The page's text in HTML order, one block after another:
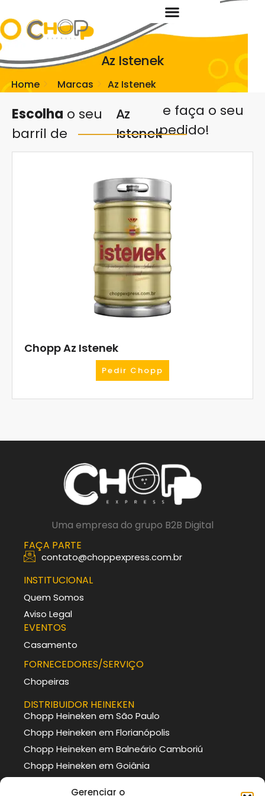
Gerenciar o
Az Istenek
Home Marcas Az Istenek
Escolha o seu
barril de
Az
Istenek
e faça o seu
pedido!
Chopp Az Istenek
Pedir Chopp
Uma empresa do grupo B2B Digital
FAÇA PARTE
contato@choppexpress.com.br
INSTITUCIONAL
Quem Somos
Aviso Legal
EVENTOS
Casamento
FORNECEDORES/SERVIÇO
Chopeiras
DISTRIBUIDOR HEINEKEN
Chopp Heineken em São Paulo
Chopp Heineken em Florianópolis
Chopp Heineken em Balneário Camboriú
Chopp Heineken em Goiânia
DISTRIBUIDOR BRAHMA